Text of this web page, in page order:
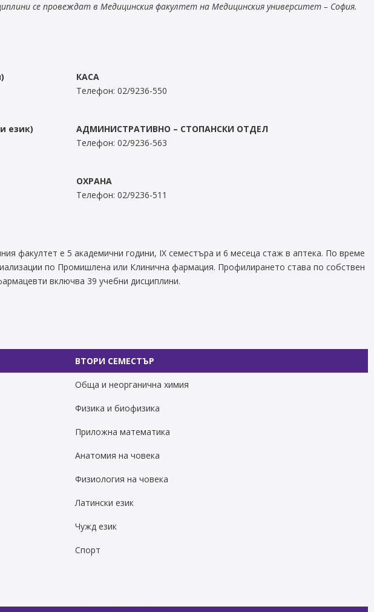
се провеждат в Медицинския факултет на Медицинския университет – София.
език)
КАСА
Телефон: 02/9236-550
АДМИНИСТРАТИВНО – СТОПАНСКИ ОТДЕЛ
Телефон: 02/9236-563
ОХРАНА
Телефон: 02/9236-511
факултет е 5 академични години, IX семестъра и 6 месеца стаж в аптека. По време
по Промишлена или Клинична фармация. Профилирането става по собствен
включва 39 учебни дисциплини.
ВТОРИ СЕМЕСТЪР
Обща и неорганична химия
Физика и биофизика
Приложна математика
Анатомия на човека
Физиология на човека
Латински език
Чужд език
Спорт